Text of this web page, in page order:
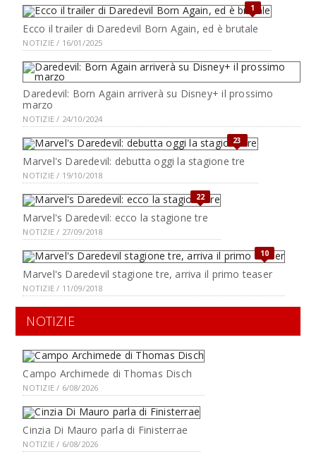
1
Ecco il trailer di Daredevil Born Again, ed è brutale
NOTIZIE / 16/01/2025
Daredevil: Born Again arriverà su Disney+ il prossimo
marzo
NOTIZIE / 24/10/2024
23
Marvel's Daredevil: debutta oggi la stagione tre
NOTIZIE / 19/10/2018
22
Marvel's Daredevil: ecco la stagione tre
NOTIZIE / 27/09/2018
10
Marvel's Daredevil stagione tre, arriva il primo teaser
NOTIZIE / 11/09/2018
NOTIZIE
Campo Archimede di Thomas Disch
NOTIZIE / 6/08/2026
Cinzia Di Mauro parla di Finisterrae
NOTIZIE / 6/08/2026